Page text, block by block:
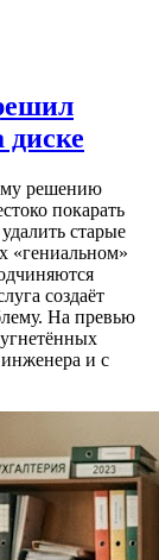
решению
покарать
старые
«гениальном»
создаёт
На превью
инженера и с